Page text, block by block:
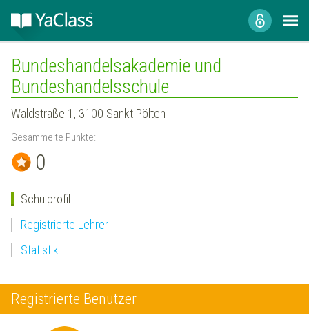
Bundeshandelsakademie und
Bundeshandelsschule
Waldstraße 1, 3100 Sankt Pölten
Gesammelte Punkte:
0
Schulprofil
Registrierte Lehrer
Statistik
Registrierte Benutzer